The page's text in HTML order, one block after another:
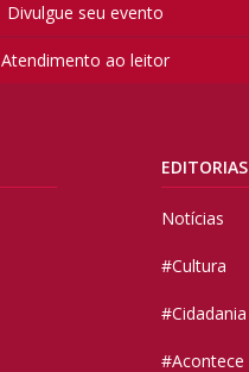
Divulgue seu evento
Atendimento ao leitor
EDITORIAS
Notícias
#Cultura
#Cidadania
#Acontece